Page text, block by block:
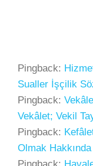
Pingback:
Sualler İşçilik
Pingback:
Vekâlet; Vekil
Pingback:
Olmak Hakkında